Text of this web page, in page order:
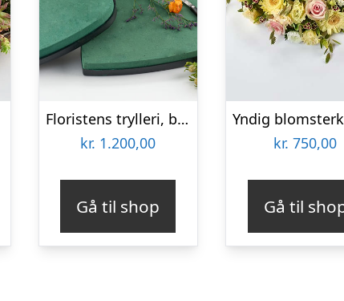
Floristens trylleri, begravelseshjerte – Blomster til begravelse
kr. 1.200,00
Gå til shop
kr. 750,00
Gå til